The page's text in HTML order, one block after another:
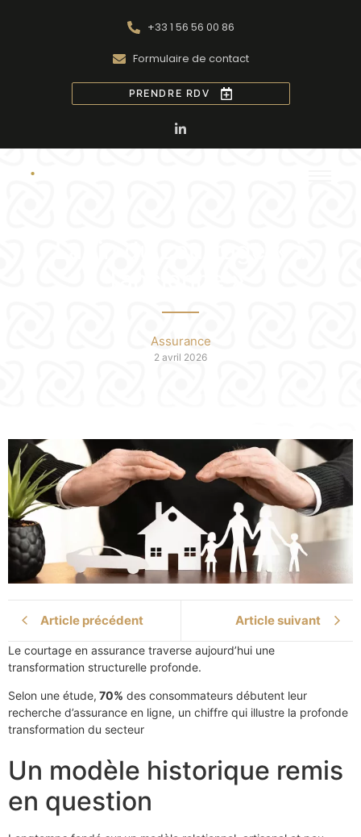
+33 1 56 56 00 86
Formulaire de contact
PRENDRE RDV
Assurance
2 avril 2026
Article précédent Article suivant
Le courtage en assurance traverse aujourd’hui une
transformation structurelle profonde.
Selon une étude, 70% des consommateurs débutent leur
recherche d’assurance en ligne, un chiffre qui illustre la profonde
transformation du secteur
Un modèle historique remis
en question